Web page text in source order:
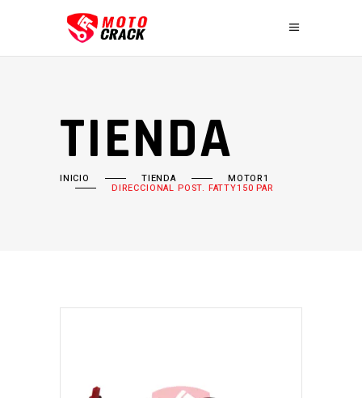
TIENDA
INICIO TIENDA MOTOR1
DIRECCIONAL POST. FATTY150 PAR